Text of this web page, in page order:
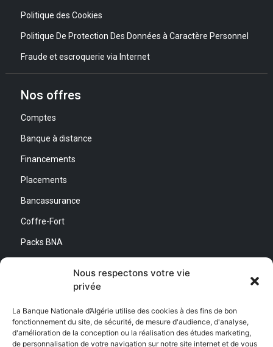
Nous respectons votre vie
privée
La Banque Nationale d’Algérie utilise des cookies à des fins de bon
fonctionnement du site, de sécurité, de mesure d'audience, d'analyse,
d'amélioration de la conception ou la réalisation des études marketing,
de personnalisation de votre navigation sur notre site internet et de vous
Politique des Cookies
Politique De Protection Des Données à Caractère Personnel
Fraude et escroquerie via Internet
Nos offres
Comptes
Banque à distance
Financements
Placements
Bancassurance
Coffre-Fort
Packs BNA
Direction Générale :
Adresse : Quartier d’Affaires Bab Ezzouar